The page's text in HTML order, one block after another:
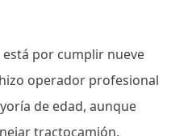
está por cumplir nueve
operador profesional
de edad, aunque
tractocamión.